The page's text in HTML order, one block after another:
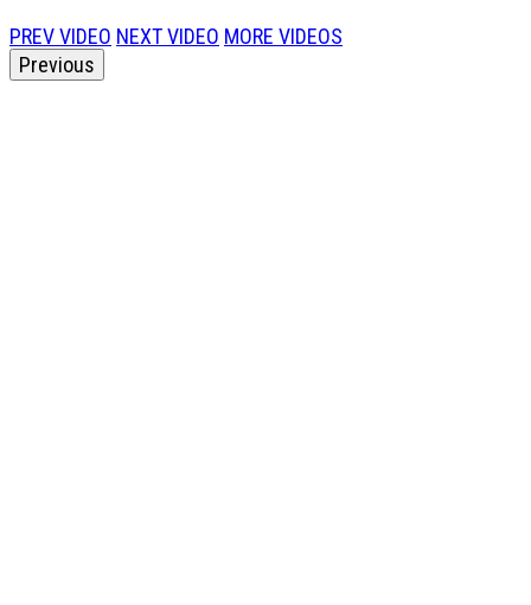
PREV VIDEO NEXT VIDEO MORE VIDEOS
Previous